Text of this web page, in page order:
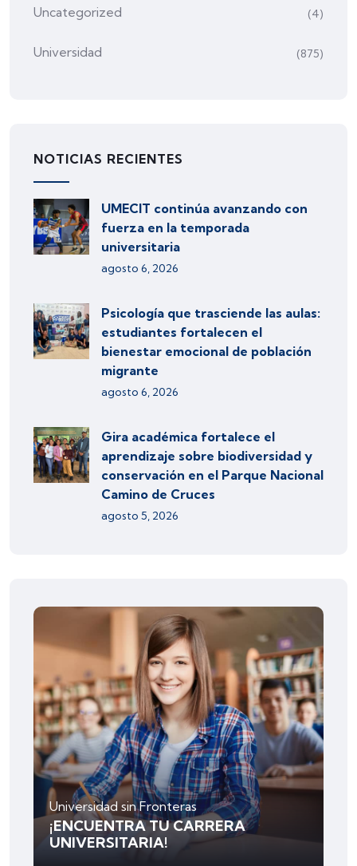
Uncategorized (4)
Universidad (875)
NOTICIAS RECIENTES
UMECIT continúa avanzando con
fuerza en la temporada
universitaria
agosto 6, 2026
Psicología que trasciende las aulas:
estudiantes fortalecen el
bienestar emocional de población
migrante
agosto 6, 2026
Gira académica fortalece el
aprendizaje sobre biodiversidad y
conservación en el Parque Nacional
Camino de Cruces
agosto 5, 2026
Universidad sin Fronteras
¡ENCUENTRA TU CARRERA
UNIVERSITARIA!